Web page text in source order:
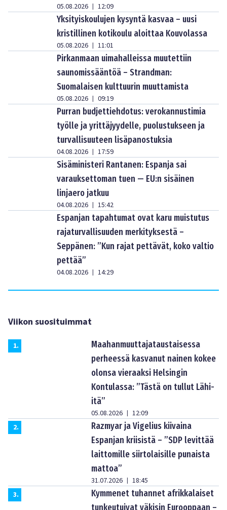
05.08.2026 | 12:09
Yksityiskoulujen kysyntä kasvaa – uusi
kristillinen kotikoulu aloittaa Kouvolassa
05.08.2026 | 11:01
Pirkanmaan uimahalleissa muutettiin
saunomissääntöä – Strandman:
Suomalaisen kulttuurin muuttamista
05.08.2026 | 09:19
Purran budjettiehdotus: verokannustimia
työlle ja yrittäjyydelle, puolustukseen ja
turvallisuuteen lisäpanostuksia
04.08.2026 | 17:59
Sisäministeri Rantanen: Espanja sai
varauksettoman tuen — EU:n sisäinen
linjaero jatkuu
04.08.2026 | 15:42
Espanjan tapahtumat ovat karu muistutus
rajaturvallisuuden merkityksestä –
Seppänen: ”Kun rajat pettävät, koko valtio
pettää”
04.08.2026 | 14:29
Viikon suosituimmat
1.
Maahanmuuttajataustaisessa
perheessä kasvanut nainen kokee
olonsa vieraaksi Helsingin
Kontulassa: ”Tästä on tullut Lähi-
itä”
05.08.2026 | 12:09
2.
Razmyar ja Vigelius kiivaina
Espanjan kriisistä – ”SDP levittää
laittomille siirtolaisille punaista
mattoa”
31.07.2026 | 18:45
3.
Kymmenet tuhannet afrikkalaiset
tunkeutuivat väkisin Eurooppaan –